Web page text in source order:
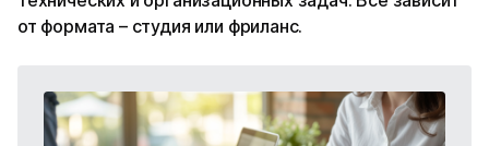
от формата – студия или фриланс.